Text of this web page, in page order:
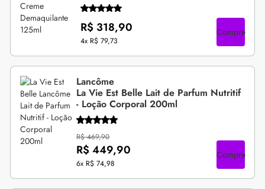
R$ 318,90
4x R$ 79,73
Compre
Lancôme
La Vie Est Belle Lait de Parfum Nutritif
- Loção Corporal 200ml
R$ 469,90
R$ 449,90
6x R$ 74,98
Compre